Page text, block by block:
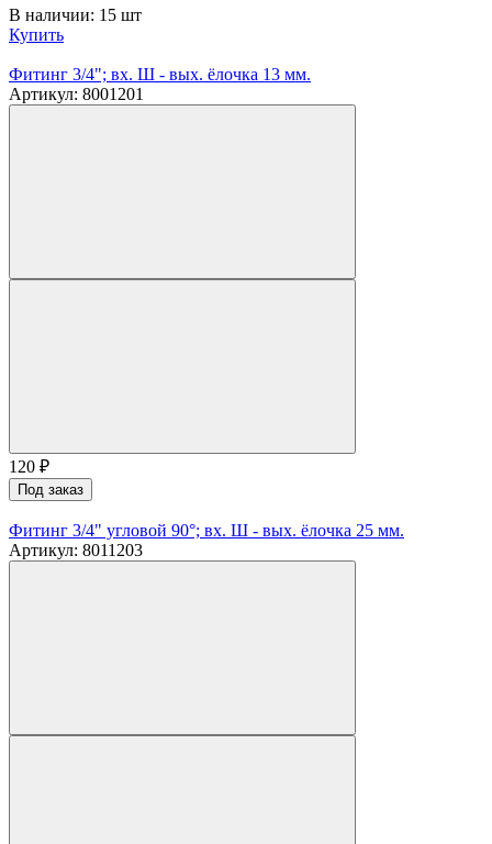
В наличии: 15 шт
Купить
Фитинг 3/4"; вх. Ш - вых. ёлочка 13 мм.
Артикул: 8001201
120 ₽
Под заказ
Фитинг 3/4" угловой 90°; вх. Ш - вых. ёлочка 25 мм.
Артикул: 8011203